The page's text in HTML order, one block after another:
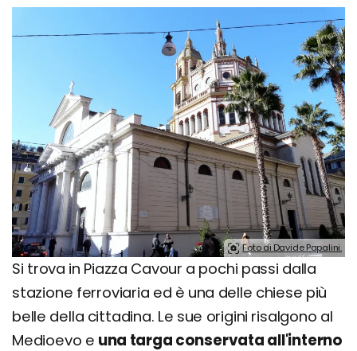
Foto di Davide Papalini.
Si trova in Piazza Cavour a pochi passi dalla
stazione ferroviaria ed è una delle chiese più
belle della cittadina. Le sue origini risalgono al
Medioevo e una targa conservata all'interno